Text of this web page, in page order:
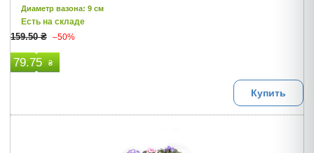
Диаметр вазона: 9 см
Есть на складе
159.50 ₴ –50%
79.75 ₴
Купить